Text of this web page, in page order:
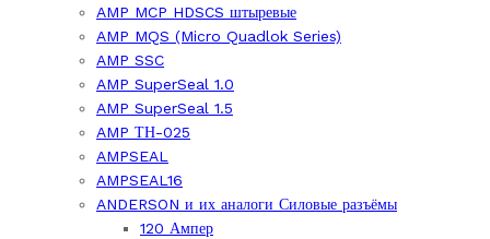
AMP MCP HDSCS штыревые
AMP MQS (Micro Quadlok Series)
AMP SSC
AMP SuperSeal 1.0
AMP SuperSeal 1.5
AMP ТН-025
AMPSEAL
AMPSEAL16
ANDERSON и их аналоги Силовые разъёмы
120 Ампер